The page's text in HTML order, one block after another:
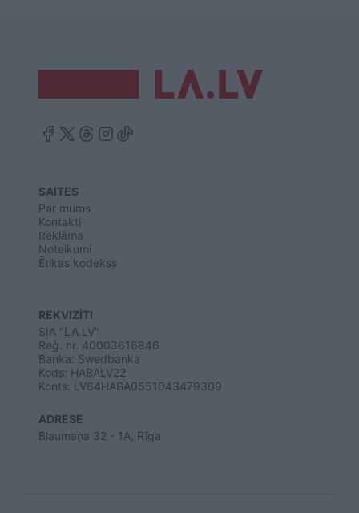
SAITES
Par mums
Kontakti
Reklāma
Noteikumi
Ētikas kodekss
REKVIZĪTI
SIA "LA.LV"
Reģ. nr. 40003616846
Banka: Swedbanka
Kods: HABALV22
Konts: LV64HABA0551043479309
ADRESE
Blaumaņa 32 - 1A, Rīga